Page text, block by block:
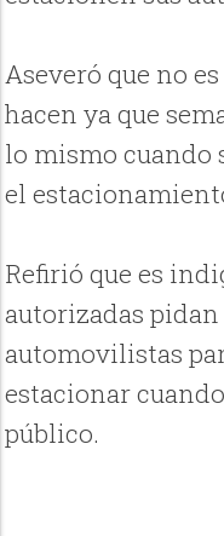
Aseveró que no
hacen ya que
lo mismo cuando
el
Refirió que es
autorizadas
automovilistas
estacionar
público.